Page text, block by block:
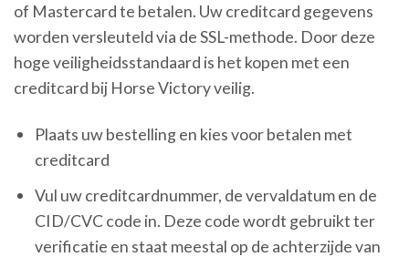
of Mastercard te betalen. Uw creditcard gegevens
worden versleuteld via de SSL-methode. Door deze
hoge veiligheidsstandaard is het kopen met een
creditcard bij Horse Victory veilig.
Plaats uw bestelling en kies voor betalen met
creditcard
Vul uw creditcardnummer, de vervaldatum en de
CID/CVC code in. Deze code wordt gebruikt ter
verificatie en staat meestal op de achterzijde van